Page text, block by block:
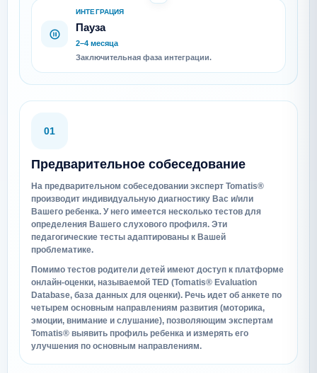
ИНТЕГРАЦИЯ
Пауза
2–4 месяца
Заключительная фаза интеграции.
01
Предварительное собеседование
На предварительном собеседовании эксперт Tomatis®
производит индивидуальную диагностику Вас и/или
Вашего ребенка. У него имеется несколько тестов для
определения Вашего слухового профиля. Эти
педагогические тесты адаптированы к Вашей
проблематике.
Помимо тестов родители детей имеют доступ к платформе
онлайн-оценки, называемой TED (Tomatis® Evaluation
Database, база данных для оценки). Речь идет об анкете по
четырем основным направлениям развития (моторика,
эмоции, внимание и слушание), позволяющим экспертам
Tomatis® выявить профиль ребенка и измерять его
улучшения по основным направлениям.